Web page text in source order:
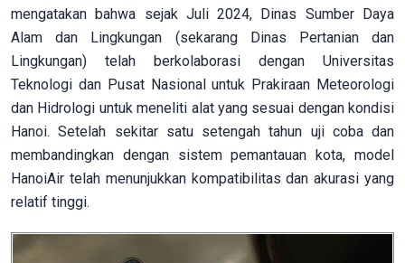
mengatakan bahwa sejak Juli 2024, Dinas Sumber Daya
Alam dan Lingkungan (sekarang Dinas Pertanian dan
Lingkungan) telah berkolaborasi dengan Universitas
Teknologi dan Pusat Nasional untuk Prakiraan Meteorologi
dan Hidrologi untuk meneliti alat yang sesuai dengan kondisi
Hanoi. Setelah sekitar satu setengah tahun uji coba dan
membandingkan dengan sistem pemantauan kota, model
HanoiAir telah menunjukkan kompatibilitas dan akurasi yang
relatif tinggi.